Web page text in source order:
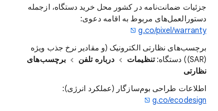
جزئیات ضمانت‌نامه در کشور محل خرید دستگاه، ازجمله
دستورالعمل‌های مربوط به اقامه دعوی:
g.co/pixel/warranty
برچسب‌های نظارتی الکترونیک (و مقادیر نرخ جذب ویژه
(SAR)) دستگاه:
تنظیمات درباره تلفن
برچسب‌های
نظارتی
اطلاعات طراحی بوم‌سازگار (عملکرد انرژی):
g.co/ecodesign